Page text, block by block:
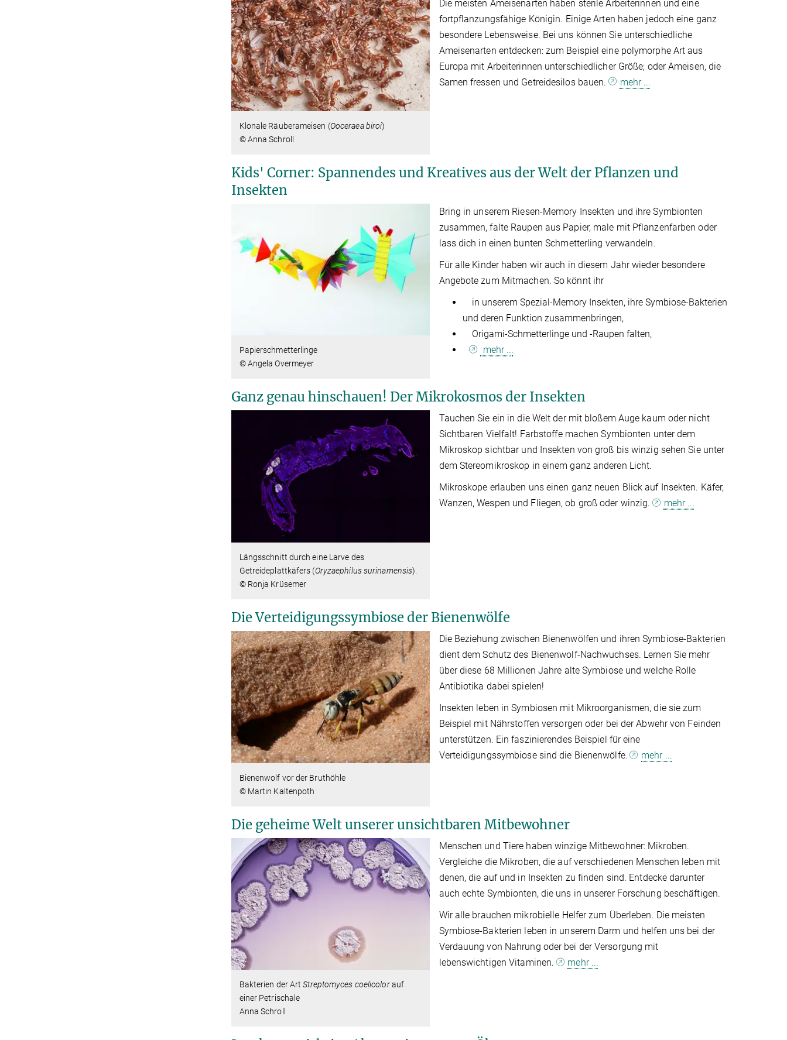
Klonale Räuberameisen (Ooceraea biroi)
© Anna Schroll
Die meisten Ameisenarten haben sterile Arbeiterinnen und eine
fortpflanzungsfähige Königin. Einige Arten haben jedoch eine ganz
besondere Lebensweise. Bei uns können Sie unterschiedliche
Ameisenarten entdecken: zum Beispiel eine polymorphe Art aus
Europa mit Arbeiterinnen unterschiedlicher Größe; oder Ameisen, die
Samen fressen und Getreidesilos bauen.
mehr ...
Kids' Corner: Spannendes und Kreatives aus der Welt der Pflanzen und
Insekten
Papierschmetterlinge
© Angela Overmeyer
Bring in unserem Riesen-Memory Insekten und ihre Symbionten
zusammen, falte Raupen aus Papier, male mit Pflanzenfarben oder
lass dich in einen bunten Schmetterling verwandeln.
Für alle Kinder haben wir auch in diesem Jahr wieder besondere
Angebote zum Mitmachen. So könnt ihr
in unserem Spezial-Memory Insekten, ihre Symbiose-Bakterien
und deren Funktion zusammenbringen,
Origami-Schmetterlinge und -Raupen falten,
mehr ...
Ganz genau hinschauen! Der Mikrokosmos der Insekten
Längsschnitt durch eine Larve des
Getreideplattkäfers (Oryzaephilus surinamensis).
© Ronja Krüsemer
Tauchen Sie ein in die Welt der mit bloßem Auge kaum oder nicht
Sichtbaren Vielfalt! Farbstoffe machen Symbionten unter dem
Mikroskop sichtbar und Insekten von groß bis winzig sehen Sie unter
dem Stereomikroskop in einem ganz anderen Licht.
Mikroskope erlauben uns einen ganz neuen Blick auf Insekten. Käfer,
Wanzen, Wespen und Fliegen, ob groß oder winzig.
mehr ...
Die Verteidigungssymbiose der Bienenwölfe
Bienenwolf vor der Bruthöhle
© Martin Kaltenpoth
Die Beziehung zwischen Bienenwölfen und ihren Symbiose-Bakterien
dient dem Schutz des Bienenwolf-Nachwuchses. Lernen Sie mehr
über diese 68 Millionen Jahre alte Symbiose und welche Rolle
Antibiotika dabei spielen!
Insekten leben in Symbiosen mit Mikroorganismen, die sie zum
Beispiel mit Nährstoffen versorgen oder bei der Abwehr von Feinden
unterstützen. Ein faszinierendes Beispiel für eine
Verteidigungssymbiose sind die Bienenwölfe.
mehr ...
Die geheime Welt unserer unsichtbaren Mitbewohner
Bakterien der ArtStreptomyces coelicolorauf
einer Petrischale
Anna Schroll
Menschen und Tiere haben winzige Mitbewohner: Mikroben.
Vergleiche die Mikroben, die auf verschiedenen Menschen leben mit
denen, die auf und in Insekten zu finden sind. Entdecke darunter
auch echte Symbionten, die uns in unserer Forschung beschäftigen.
Wir alle brauchen mikrobielle Helfer zum Überleben. Die meisten
Symbiose-Bakterien leben in unserem Darm und helfen uns bei der
Verdauung von Nahrung oder bei der Versorgung mit
lebenswichtigen Vitaminen.
mehr ...